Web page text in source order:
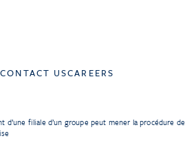
CONTACT USCAREERS
filiale d’un groupe peut mener la procédure